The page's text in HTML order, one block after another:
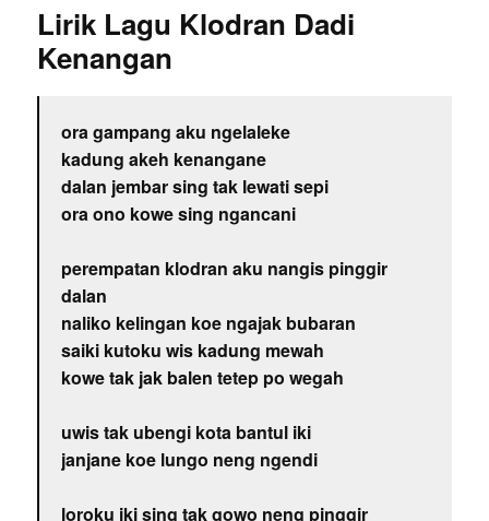
Lirik Lagu Klodran Dadi
Kenangan
ora gampang aku ngelaleke
kadung akeh kenangane
dalan jembar sing tak lewati sepi
ora ono kowe sing ngancani
perempatan klodran aku nangis pinggir
dalan
naliko kelingan koe ngajak bubaran
saiki kutoku wis kadung mewah
kowe tak jak balen tetep po wegah
uwis tak ubengi kota bantul iki
janjane koe lungo neng ngendi
loroku iki sing tak gowo neng pinggir